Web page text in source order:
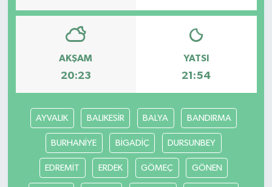
AKŞAM
20:23
YATSI
21:54
AYVALIK BALIKESİR BALYA BANDIRMA
BURHANİYE BİGADİÇ DURSUNBEY
EDREMİT ERDEK GÖMEÇ GÖNEN